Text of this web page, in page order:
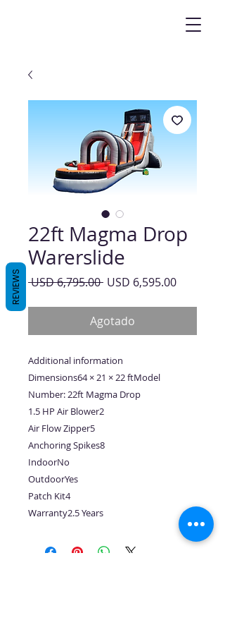
22ft Magma Drop
Warerslide
USD 6,795.00 Precio
USD 6,595.00Precio
Agotado
Additional information
Dimensions64 × 21 × 22 ftModel
Number: 22ft Magma Drop
1.5 HP Air Blower2
Air Flow Zipper5
Anchoring Spikes8
IndoorNo
OutdoorYes
Patch Kit4
Warranty2.5 Years
REVIEWS